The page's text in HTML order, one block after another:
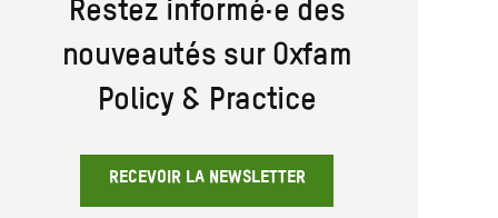
Restez informé·e des
nouveautés sur Oxfam
Policy & Practice
RECEVOIR LA NEWSLETTER